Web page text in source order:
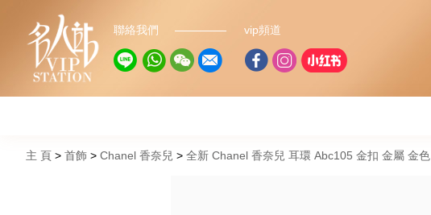
聯絡我們 vip頻道
主 頁 首飾 Chanel 香奈兒 全新 Chanel 香奈兒 耳環 Abc105 金扣 金屬 金色